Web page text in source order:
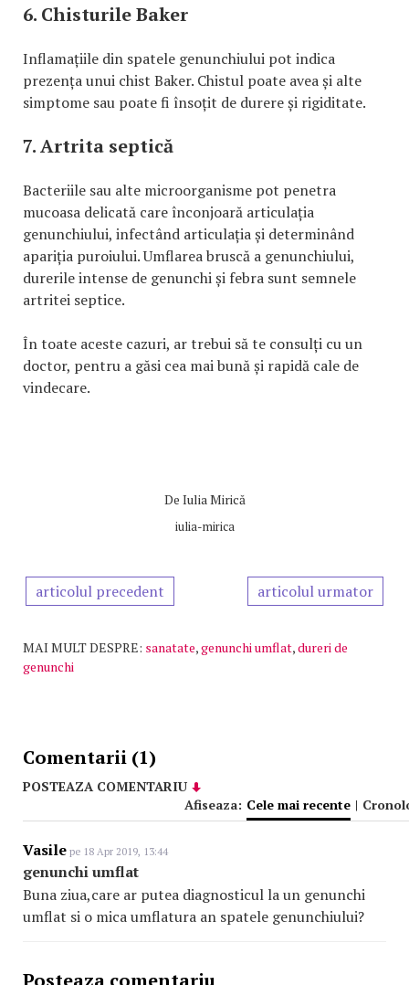
6. Chisturile Baker
Inflamațiile din spatele genunchiului pot indica
prezența unui chist Baker. Chistul poate avea și alte
simptome sau poate fi însoțit de durere și rigiditate.
7. Artrita septică
Bacteriile sau alte microorganisme pot penetra
mucoasa delicată care înconjoară articulația
genunchiului, infectând articulația și determinând
apariția puroiului. Umflarea bruscă a genunchiului,
durerile intense de genunchi și febra sunt semnele
artritei septice.
În toate aceste cazuri, ar trebui să te consulți cu un
doctor, pentru a găsi cea mai bună și rapidă cale de
vindecare.
De Iulia Mirică
iulia-mirica
articolul precedent articolul urmator
MAI MULT DESPRE: sanatate,genunchi umflat,dureri de
genunchi
Comentarii (1)
POSTEAZA COMENTARIU
Afiseaza: Cele mai recente |
Vasile pe 18 Apr 2019, 13:44
genunchi umflat
Buna ziua,care ar putea diagnosticul la un genunchi
umflat si o mica umflatura an spatele genunchiului?
Posteaza comentariu